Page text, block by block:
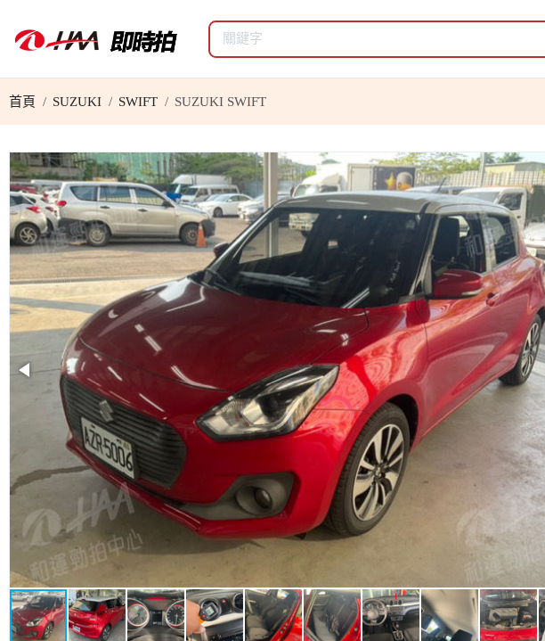
首頁 SUZUKI SWIFT SUZUKI SWIFT